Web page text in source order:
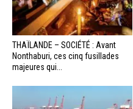
THAÏLANDE – SOCIÉTÉ : Avant
Nonthaburi, ces cinq fusillades
majeures qui...